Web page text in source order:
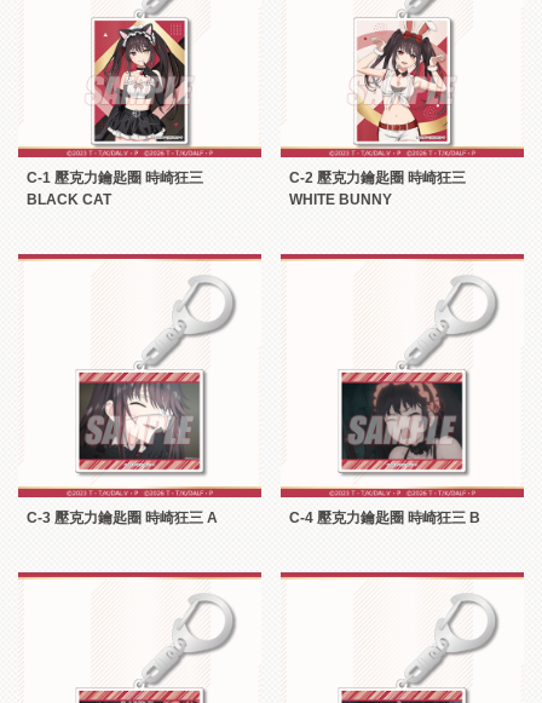
C-1 壓克力鑰匙圈 時崎狂三
BLACK CAT
C-2 壓克力鑰匙圈 時崎狂三
WHITE BUNNY
C-3 壓克力鑰匙圈 時崎狂三 A C-4 壓克力鑰匙圈 時崎狂三 B